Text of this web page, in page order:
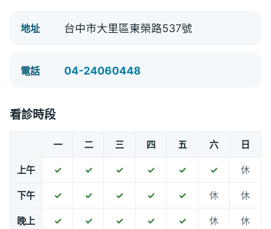
地址 台中市大里區東榮路537號
電話 04-24060448
看診時段
一 二 三 四 五 六 日
上午 ✓ ✓ ✓ ✓ ✓ ✓ 休
下午 ✓ ✓ ✓ ✓ ✓ 休 休
晚上 ✓ ✓ ✓ ✓ ✓ 休 休